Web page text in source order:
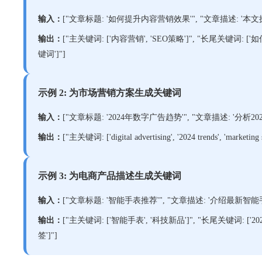
输入： ["文章标题: '如何提升内容营销效果'", "文章描述: '本
输出： ["主关键词: ['内容营销', 'SEO策略']", "长尾关键词: ['
键词']"]
示例 2: 为市场营销方案生成关键词
输入： ["文章标题: '2024年数字广告趋势'", "文章描述: '分析
输出： ["主关键词: ['digital advertising', '2024 trends',
示例 3: 为电商产品描述生成关键词
输入： ["文章标题: '智能手表推荐'", "文章描述: '介绍最新智
输出： ["主关键词: ['智能手表', '科技新品']", "长尾关键词:
签']"]